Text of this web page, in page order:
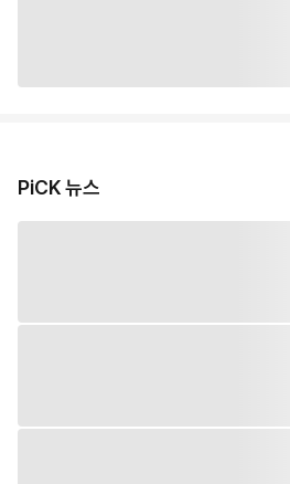
PiCK 뉴스